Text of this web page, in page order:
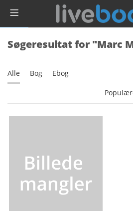
Søgeresultat for "Marc
Alle Bog Ebog